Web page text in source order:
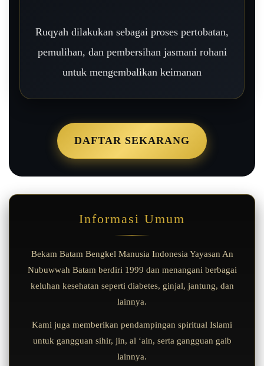
Ruqyah dilakukan sebagai proses pertobatan,
pemulihan, dan pembersihan jasmani rohani
untuk mengembalikan keimanan
DAFTAR SEKARANG
Informasi Umum
Bekam Batam Bengkel Manusia Indonesia Yayasan An
Nubuwwah Batam berdiri 1999 dan menangani berbagai
keluhan kesehatan seperti diabetes, ginjal, jantung, dan
lainnya.
Kami juga memberikan pendampingan spiritual Islami
untuk gangguan sihir, jin, al ‘ain, serta gangguan gaib
lainnya.